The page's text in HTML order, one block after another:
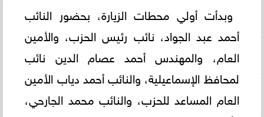
وبدأت أولي محطات الزيارة، بحضور النائب
أحمد عبد الجواد، نائب رئيس الحزب، والأمين
العام، والمهندس أحمد عصام الدين نائب
لمحافظ الإسماعيلية، والنائب أحمد دياب الأمين
العام المساعد للحزب، والنائب محمد الجارحي،